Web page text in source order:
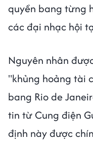
quyền bang từng
các đại nhạc hội
Nguyên nhân
"khủng hoảng tài
bang Rio de
tin từ Cung điện
định này được